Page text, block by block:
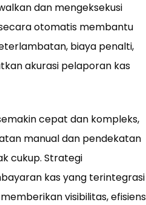
dan mengeksekusi
otomatis membantu
biaya penalti,
akurasi pelaporan kas
cepat dan kompleks,
manual dan pendekatan
cukup. Strategi
kas yang terintegrasi
visibilitas,